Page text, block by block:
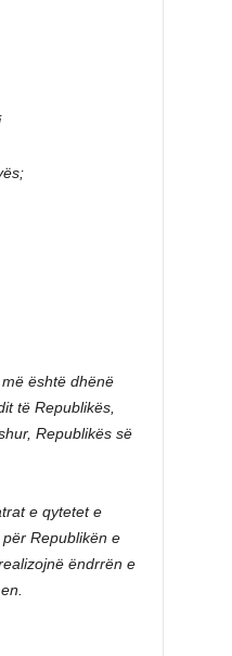
është dhënë
të Republikës,
Republikës së
e qytetet e
Republikën e
ëndrrën e